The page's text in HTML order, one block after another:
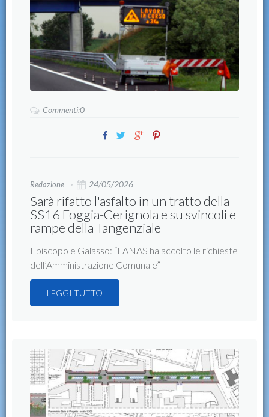
Commenti:0
Redazione 24/05/2026
Sarà rifatto l'asfalto in un tratto della
SS16 Foggia-Cerignola e su svincoli e
rampe della Tangenziale
Episcopo e Galasso: “L'ANAS ha accolto le richieste
dell’Amministrazione Comunale”
LEGGI TUTTO